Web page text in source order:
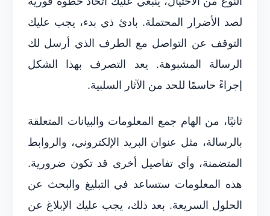
لصد الأضرار المحتملة. بادئ ذي بدء، يجب عليك
التوقف عن التواصل مع الطرف الذي أرسل لك
الرسالة المشبوهة. يعد التصرف بهذا الشكل
إجراءً حاسمًا للحد من الآثار السلبية.
ثانيًا، من الهام جمع المعلومات والبيانات المتعلقة
بالرسالة، مثل عنوان البريد الإلكتروني، والروابط
المتضمنة، وأي تفاصيل أخرى قد تكون ضرورية.
هذه المعلومات ستساعد في التبليغ والبحث عن
الحلول السريعة. بعد ذلك، يجب عليك الإبلاغ عن